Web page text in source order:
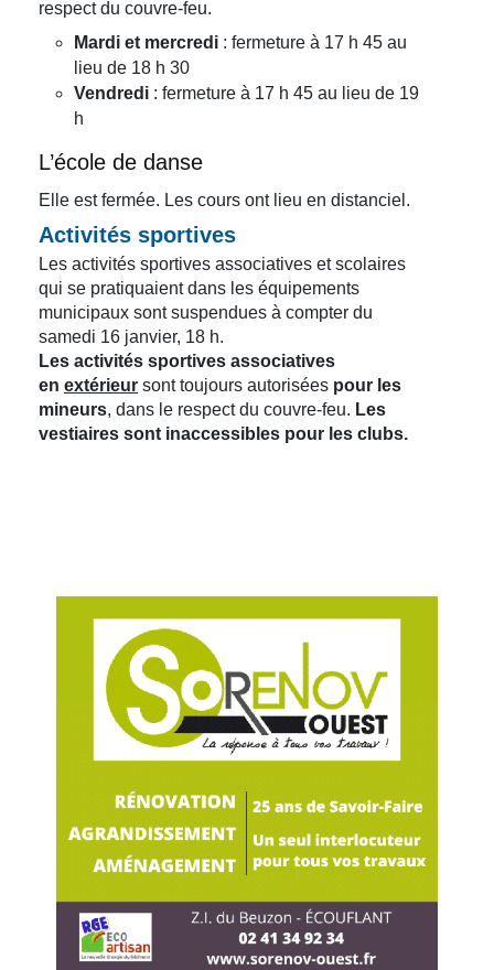
respect du couvre-feu.
Mardi et mercredi : fermeture à 17 h 45 au
lieu de 18 h 30
Vendredi : fermeture à 17 h 45 au lieu de 19
h
L’école de danse
Elle est fermée. Les cours ont lieu en distanciel.
Activités sportives
Les activités sportives associatives et scolaires
qui se pratiquaient dans les équipements
municipaux sont suspendues à compter du
samedi 16 janvier, 18 h.
Les activités sportives associatives
en extérieur sont toujours autorisées pour les
mineurs, dans le respect du couvre-feu. Les
vestiaires sont inaccessibles pour les clubs.